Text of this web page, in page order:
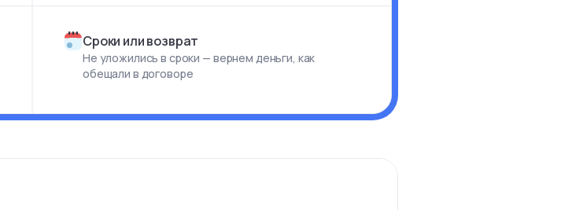
Сроки или возврат
Не уложились в сроки — вернем деньги, как
обещали в договоре